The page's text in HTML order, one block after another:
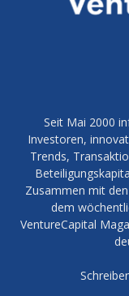
Seit Mai 2000
Investoren,
Trends,
Zusammen mit
dem
VentureCapital